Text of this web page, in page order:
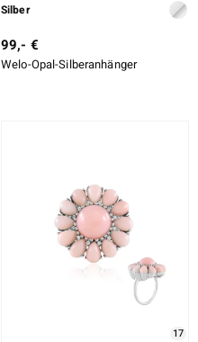
Silber
99,- €
Welo-Opal-Silberanhänger
17